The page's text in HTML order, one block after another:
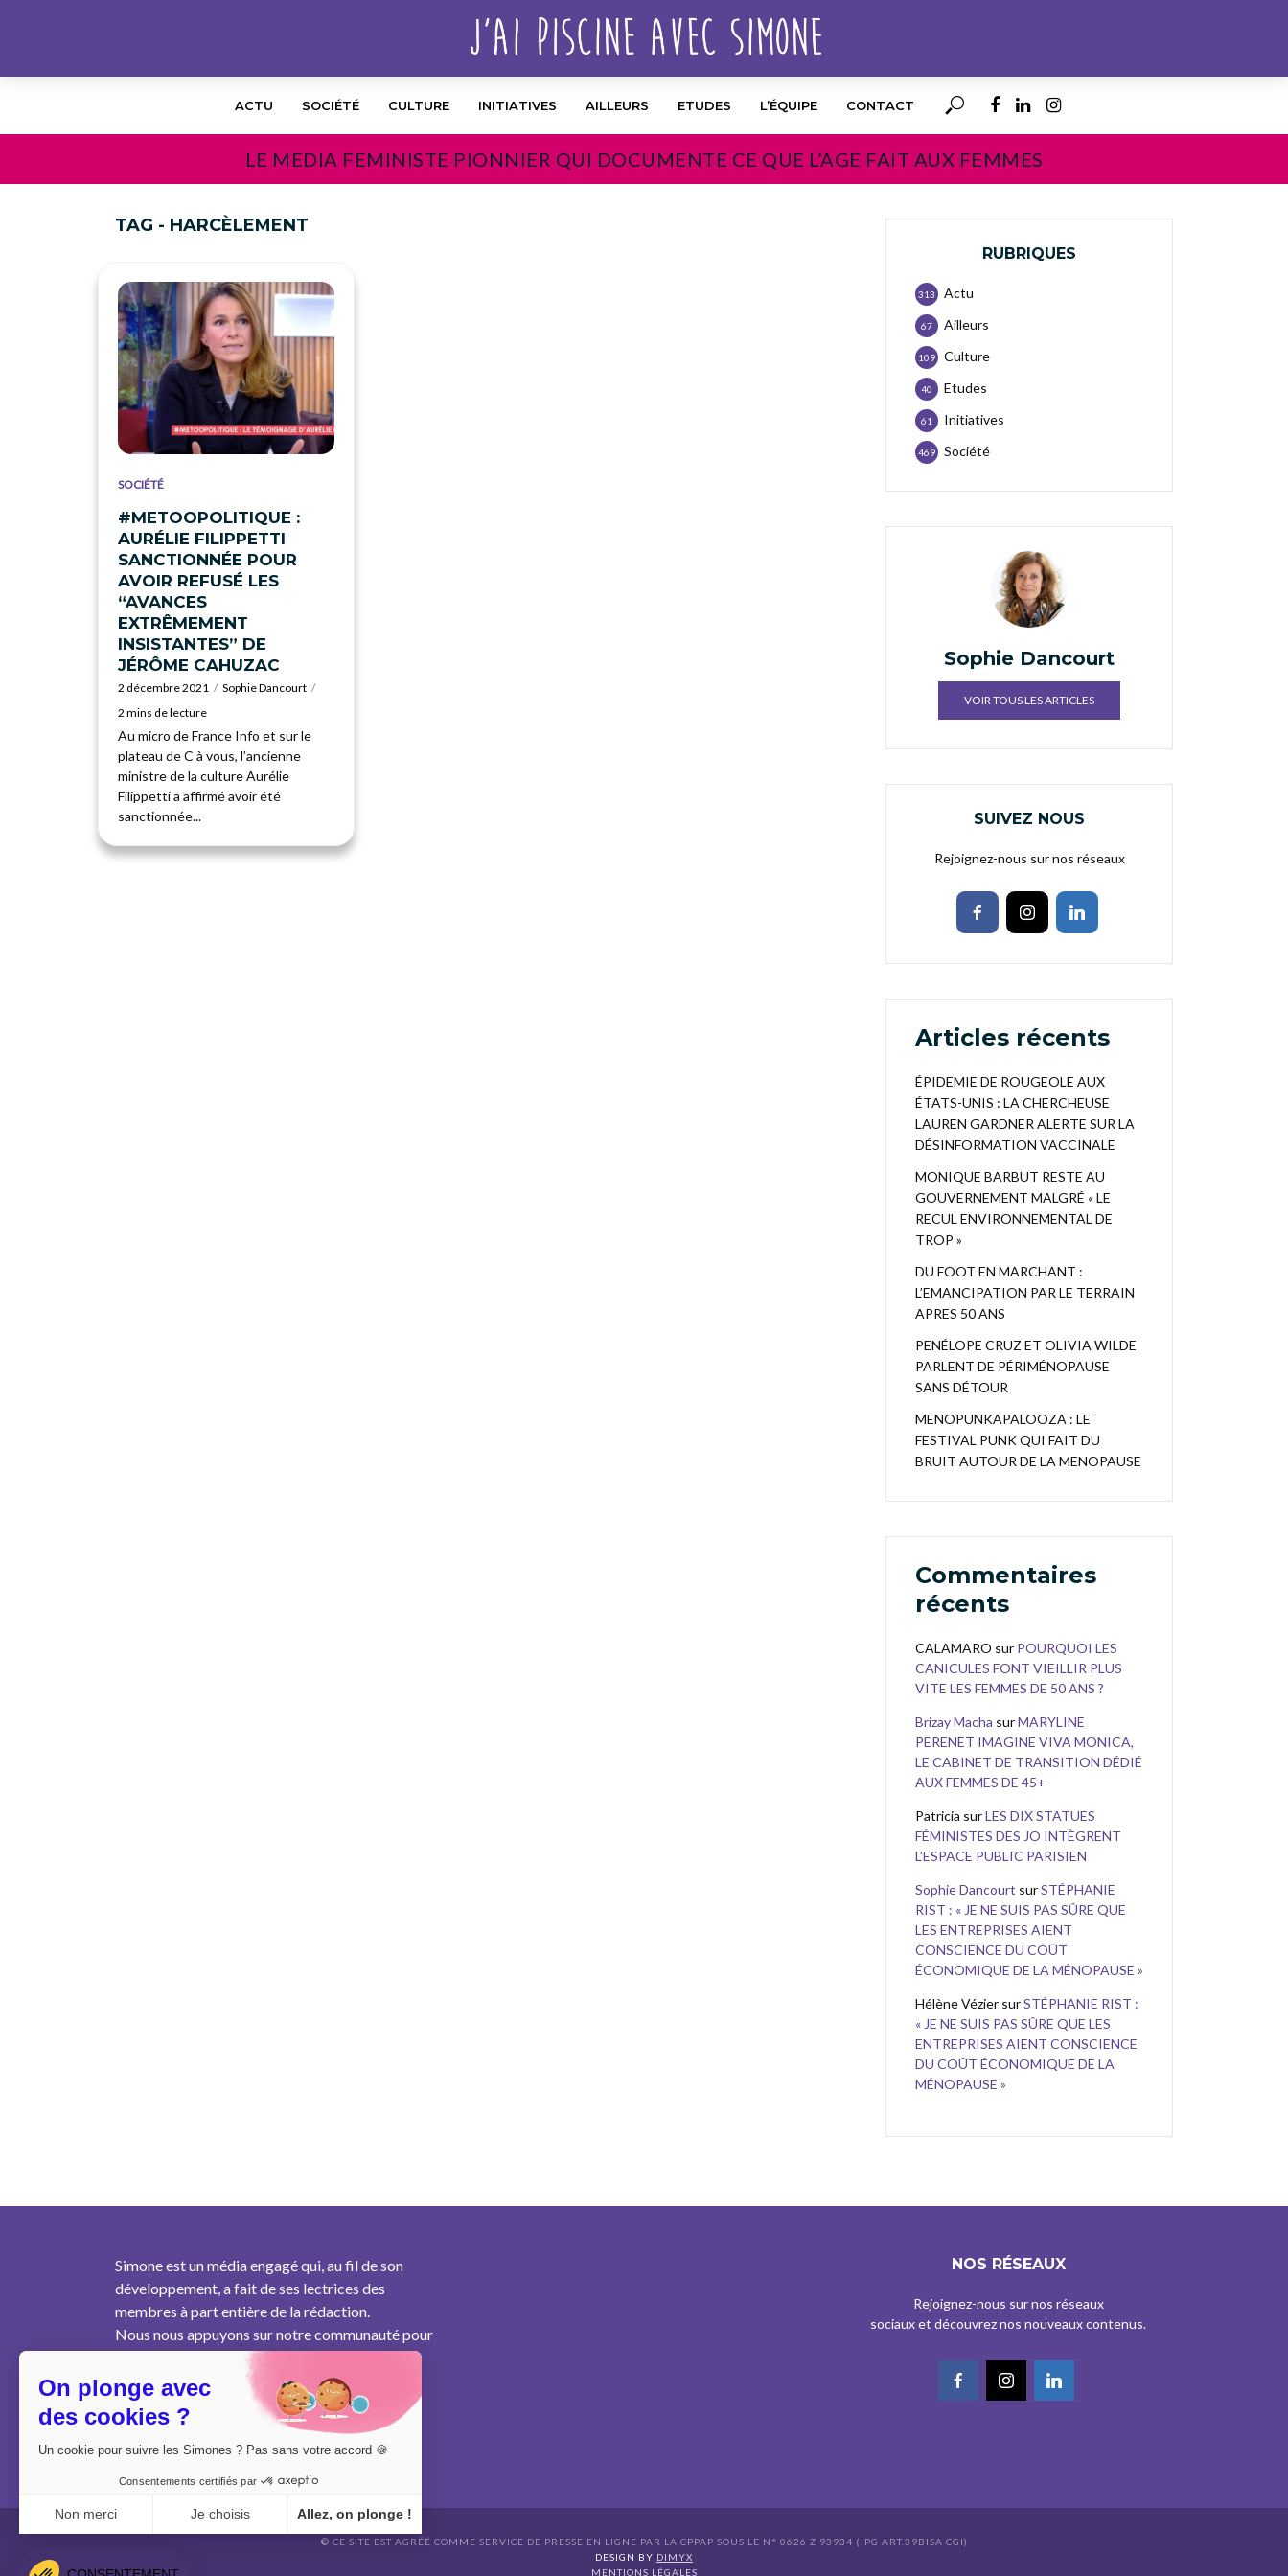
ACTU SOCIÉTÉ CULTURE INITIATIVES AILLEURS ETUDES L’ÉQUIPE CONTACT
LE MEDIA FEMINISTE PIONNIER QUI DOCUMENTE CE QUE L’AGE FAIT AUX FEMMES
TAG - HARCÈLEMENT
SOCIÉTÉ
#METOOPOLITIQUE :
AURÉLIE FILIPPETTI
SANCTIONNÉE POUR
AVOIR REFUSÉ LES
“AVANCES
EXTRÊMEMENT
INSISTANTES” DE
JÉRÔME CAHUZAC
2 décembre 2021
Sophie Dancourt
2 mins de lecture
Au micro de France Info et sur le
plateau de C à vous, l’ancienne
ministre de la culture Aurélie
Filippetti a affirmé avoir été
sanctionnée...
RUBRIQUES
Actu
313
Ailleurs
67
Culture
109
Etudes
40
Initiatives
61
Société
469
Sophie Dancourt
VOIR TOUS LES ARTICLES
SUIVEZ NOUS
Rejoignez-nous sur nos réseaux
Articles récents
ÉPIDEMIE DE ROUGEOLE AUX
ÉTATS-UNIS : LA CHERCHEUSE
LAUREN GARDNER ALERTE SUR LA
DÉSINFORMATION VACCINALE
MONIQUE BARBUT RESTE AU
GOUVERNEMENT MALGRÉ « LE
RECUL ENVIRONNEMENTAL DE
TROP »
DU FOOT EN MARCHANT :
L’EMANCIPATION PAR LE TERRAIN
APRES 50 ANS
PENÉLOPE CRUZ ET OLIVIA WILDE
PARLENT DE PÉRIMÉNOPAUSE
SANS DÉTOUR
MENOPUNKAPALOOZA : LE
FESTIVAL PUNK QUI FAIT DU
BRUIT AUTOUR DE LA MENOPAUSE
Commentaires
récents
CALAMARO sur POURQUOI LES
CANICULES FONT VIEILLIR PLUS
VITE LES FEMMES DE 50 ANS ?
Brizay Macha surMARYLINE
PERENET IMAGINE VIVA MONICA,
LE CABINET DE TRANSITION DÉDIÉ
AUX FEMMES DE 45+
Patricia surLES DIX STATUES
FÉMINISTES DES JO INTÈGRENT
L’ESPACE PUBLIC PARISIEN
Sophie Dancourt surSTÉPHANIE
RIST : « JE NE SUIS PAS SÛRE QUE
LES ENTREPRISES AIENT
CONSCIENCE DU COÛT
ÉCONOMIQUE DE LA MÉNOPAUSE »
Hélène Vézier surSTÉPHANIE RIST :
« JE NE SUIS PAS SÛRE QUE LES
ENTREPRISES AIENT CONSCIENCE
DU COÛT ÉCONOMIQUE DE LA
MÉNOPAUSE »
Simone est un média engagé qui, au fil de son
développement, a fait de ses lectrices des
membres à part entière de la rédaction.
Nous nous appuyons sur notre communauté pour
produire un contenu pertinent au plus près des
besoins des femmes de notre génération.
NOS RÉSEAUX
Rejoignez-nous sur nos réseaux
sociaux et découvrez nos nouveaux contenus.
© CE SITE EST AGRÉÉ COMME SERVICE DE PRESSE EN LIGNE PAR LA CPPAP SOUS LE N° 0626 Z 93934 (IPG ART.39BISA CGI)
DESIGN BY DIMYX
MENTIONS LÉGALES
On plonge avec
des cookies ?
Un cookie pour suivre les Simones ? Pas sans votre accord 🍪
Consentements certifiés par
Non merci Je choisis Allez, on plonge !
Plateforme de Gestion du Consentement : Personnalisez vos Options